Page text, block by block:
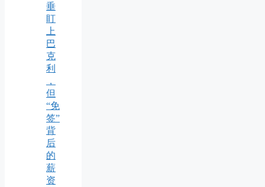
垂
盯
上
巴
克
利
，
但
“免
签”
背
后
的
薪
资